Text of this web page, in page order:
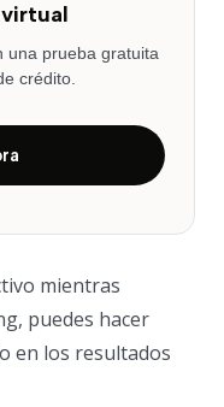
una prueba gratuita
crédito.
mientras
puedes hacer
en los resultados